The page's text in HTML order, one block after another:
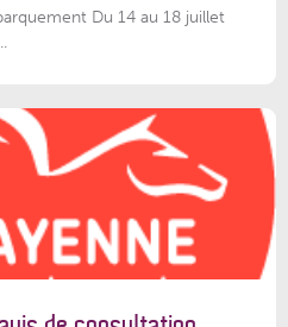
Du 14 au 18 juillet